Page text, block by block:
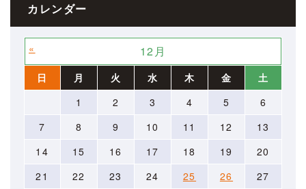
カレンダー
« 12月
日 月 火 水 木 金
土
1
2 3 4 5
6
7
8 9 10 11 12
13
14
15 16 17 18 19
20
21
22 23 24 25 26
27